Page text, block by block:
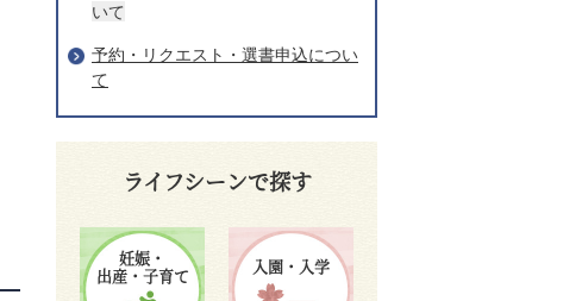
いて
予約・リクエスト・選書申込につい
て
ライフシーンで探す
妊娠・
出産・子育て 入園・入学